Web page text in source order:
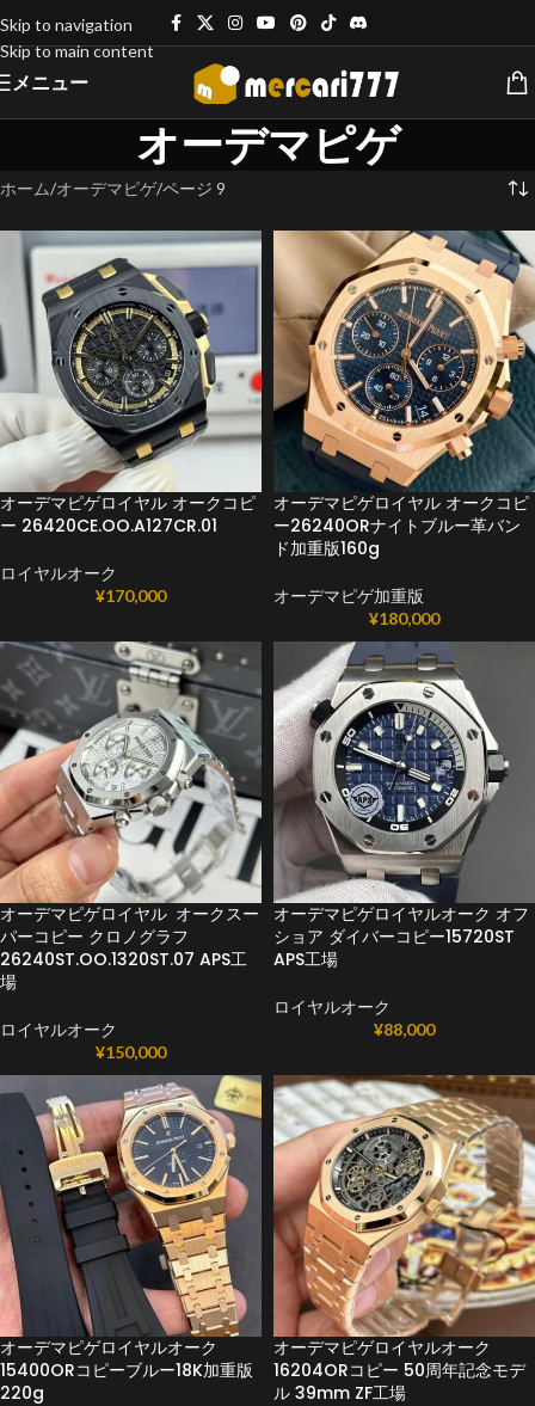
Skip to navigation
Skip to main content
メニュー
オーデマピゲ
ホーム オーデマピゲ ページ 9
オーデマピゲロイヤル オークコピ
ー 26420CE.OO.A127CR.01
ロイヤルオーク
¥170,000
オーデマピゲロイヤル オークコピ
ー26240ORナイトブルー革バン
ド加重版160g
オーデマピゲ加重版
¥180,000
オーデマピゲロイヤル オークスー
パーコピー クロノグラフ
26240ST.OO.1320ST.07 APS工
場
ロイヤルオーク
¥150,000
オーデマピゲロイヤルオーク オフ
ショア ダイバーコピー15720ST
APS工場
ロイヤルオーク
¥88,000
オーデマピゲロイヤルオーク
15400ORコピーブルー18K加重版
220g
オーデマピゲロイヤルオーク
16204ORコピー 50周年記念モデ
ル 39mm ZF工場